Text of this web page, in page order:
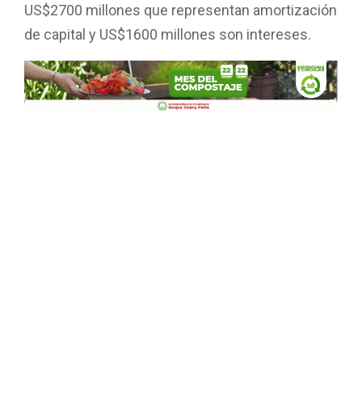
US$2700 millones que representan amortización
de capital y US$1600 millones son intereses.